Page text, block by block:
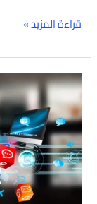
قراءة المزيد »
أنواع
التجارة
الإلكترونية